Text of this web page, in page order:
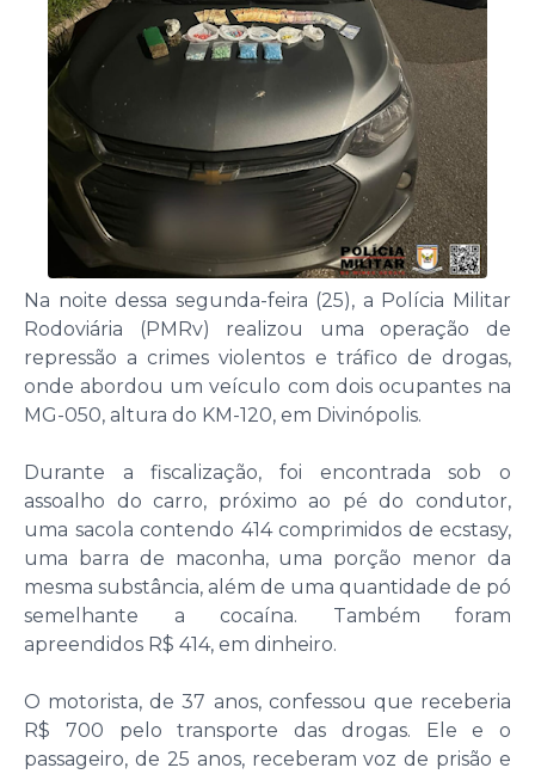
Na noite dessa segunda-feira (25), a Polícia Militar
Rodoviária (PMRv) realizou uma operação de
repressão a crimes violentos e tráfico de drogas,
onde abordou um veículo com dois ocupantes na
MG-050, altura do KM-120, em Divinópolis.
Durante a fiscalização, foi encontrada sob o
assoalho do carro, próximo ao pé do condutor,
uma sacola contendo 414 comprimidos de ecstasy,
uma barra de maconha, uma porção menor da
mesma substância, além de uma quantidade de pó
semelhante a cocaína. Também foram
apreendidos R$ 414, em dinheiro.
O motorista, de 37 anos, confessou que receberia
R$ 700 pelo transporte das drogas. Ele e o
passageiro, de 25 anos, receberam voz de prisão e